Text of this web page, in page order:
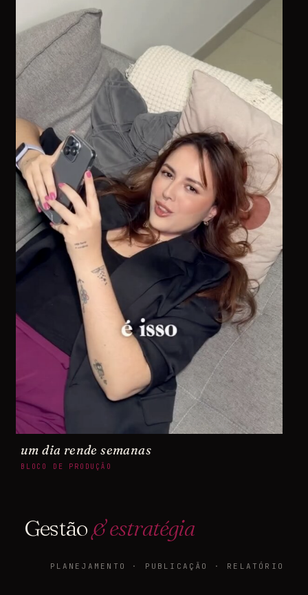
um dia rende semanas
BLOCO DE PRODUÇÃO
Gestão& estratégia
PLANEJAMENTO · PUBLICAÇÃO · RELATÓRIO